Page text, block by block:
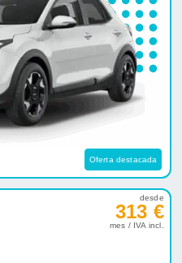
Oferta destacada
desde
313 €
mes / IVA incl.